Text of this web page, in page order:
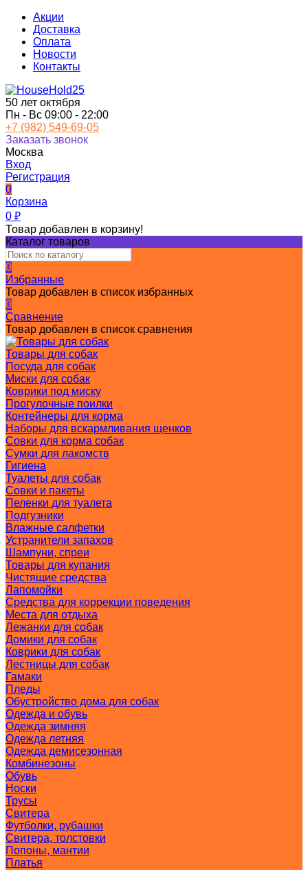
Акции
Доставка
Оплата
Новости
Контакты
50 лет октября
Пн - Вс 09:00 - 22:00
+7 (982) 549-69-05
Заказать звонок
Москва
Вход
Регистрация
0
Корзина
0 ₽
Товар добавлен в корзину!
Каталог товаров
0
Избранные
Товар добавлен в список избранных
0
Сравнение
Товар добавлен в список сравнения
Товары для собак
Посуда для собак
Миски для собак
Коврики под миску
Прогулочные поилки
Контейнеры для корма
Наборы для вскармливания щенков
Совки для корма собак
Сумки для лакомств
Гигиена
Туалеты для собак
Совки и пакеты
Пеленки для туалета
Подгузники
Влажные салфетки
Устранители запахов
Шампуни, спреи
Товары для купания
Чистящие средства
Лапомойки
Средства для коррекции поведения
Места для отдыха
Лежанки для собак
Домики для собак
Коврики для собак
Лестницы для собак
Гамаки
Пледы
Обустройство дома для собак
Одежда и обувь
Одежда зимняя
Одежда летняя
Одежда демисезонная
Комбинезоны
Обувь
Носки
Трусы
Свитера
Футболки, рубашки
Свитера, толстовки
Попоны, мантии
Платья